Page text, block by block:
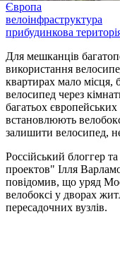
Європа
велоінфраструктура
прибудинкова
Для мешканців
використання
квартирах мало місця,
велосипед через
багатьох
встановлюють
залишити велосипед,
Россійський блоггер
проектов" Ілля
повідомив, що уряд
велобоксі у дворах
пересадочних вузлів.